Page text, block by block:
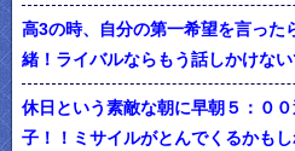
高3の時、自分の第一希望を言った
緒！ライバルならもう話しかけな
休日という素敵な朝に早朝５：０
子！！ミサイルがとんでくるかも